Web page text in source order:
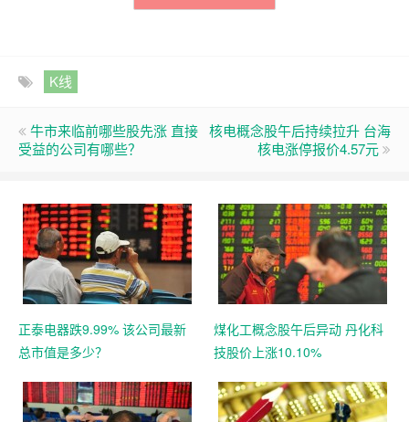
K线
牛市来临前哪些股先涨 直接
受益的公司有哪些？
核电概念股午后持续拉升 台海
核电涨停报价4.57元
正泰电器跌9.99% 该公司最新
总市值是多少？
煤化工概念股午后异动 丹化科
技股价上涨10.10%